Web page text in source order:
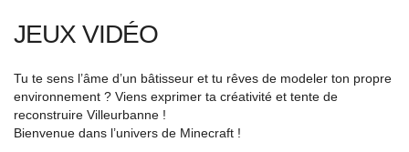
JEUX VIDÉO
Tu te sens l’âme d’un bâtisseur et tu rêves de modeler ton propre
environnement ? Viens exprimer ta créativité et tente de
reconstruire Villeurbanne !
Bienvenue dans l’univers de Minecraft !